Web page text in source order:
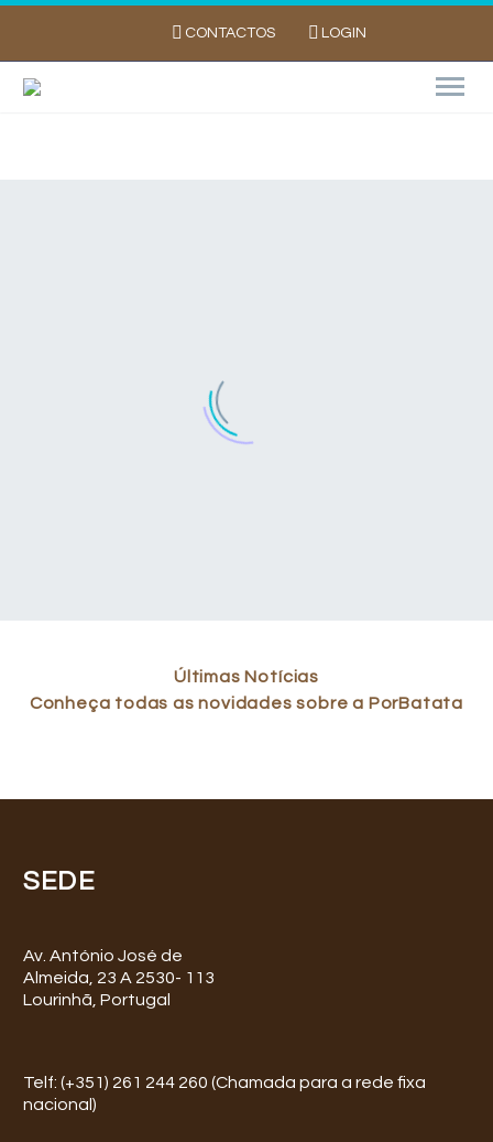
CONTACTOS LOGIN
Últimas Notícias
Conheça todas as novidades sobre a PorBatata
SEDE
Av. António José de
Almeida, 23 A 2530- 113
Lourinhã, Portugal
Telf: (+351) 261 244 260 (Chamada para a rede fixa
nacional)